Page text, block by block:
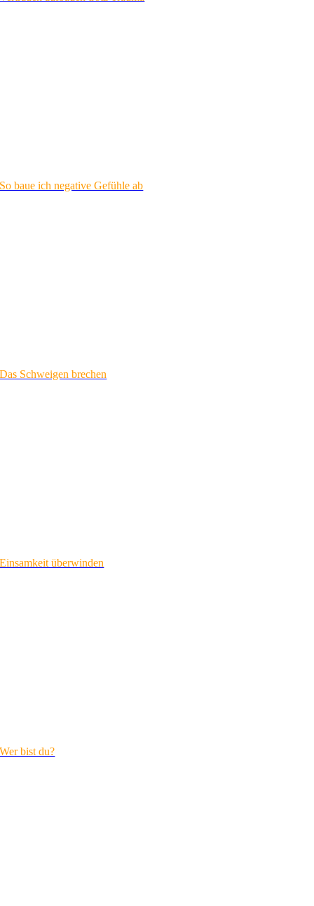
So baue ich negative Gefühle ab
Das Schweigen brechen
Einsamkeit überwinden
Wer bist du?